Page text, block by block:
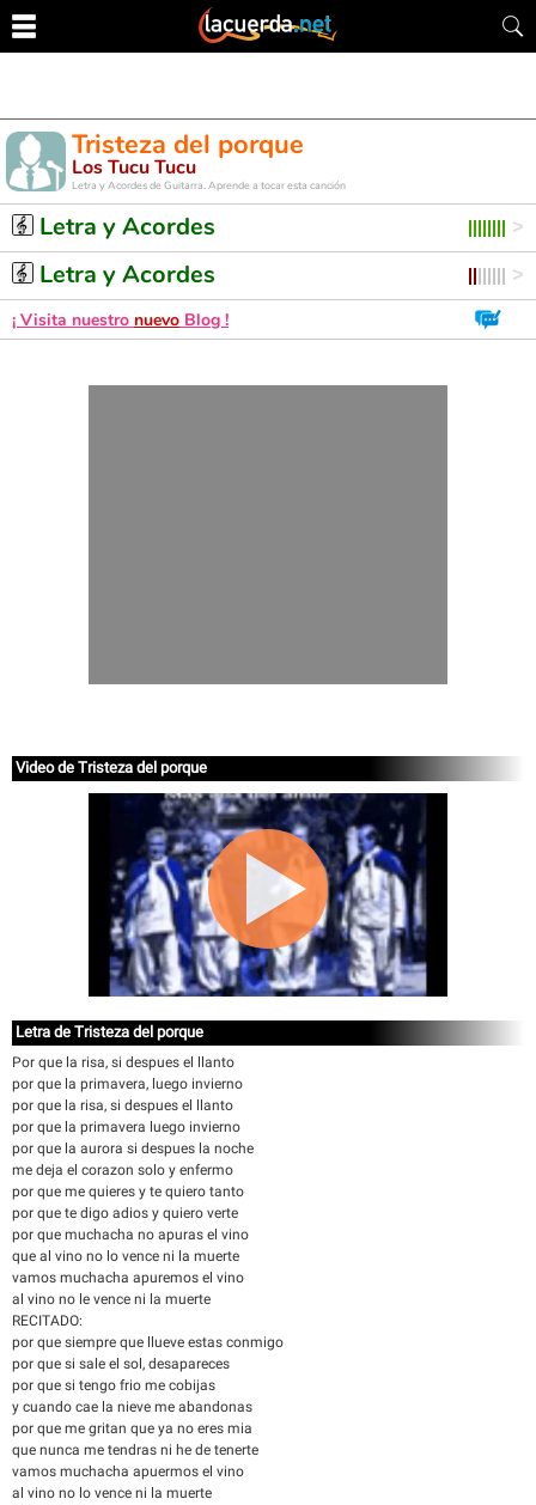
Tristeza del porque
Los Tucu Tucu
Letra y Acordes de Guitarra. Aprende a tocar esta canción
Letra y Acordes
Letra y Acordes
¡ Visita nuestro nuevo Blog !
Video de Tristeza del porque
Letra de Tristeza del porque
Por que la risa, si despues el llanto
por que la primavera, luego invierno
por que la risa, si despues el llanto
por que la primavera luego invierno
por que la aurora si despues la noche
me deja el corazon solo y enfermo
por que me quieres y te quiero tanto
por que te digo adios y quiero verte
por que muchacha no apuras el vino
que al vino no lo vence ni la muerte
vamos muchacha apuremos el vino
al vino no le vence ni la muerte
RECITADO:
por que siempre que llueve estas conmigo
por que si sale el sol, desapareces
por que si tengo frio me cobijas
y cuando cae la nieve me abandonas
por que me gritan que ya no eres mia
que nunca me tendras ni he de tenerte
vamos muchacha apuermos el vino
al vino no lo vence ni la muerte